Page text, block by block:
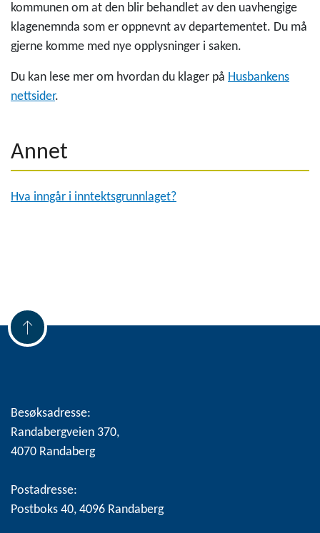
kommunen om at den blir behandlet av den uavhengige
klagenemnda som er oppnevnt av departementet. Du må
gjerne komme med nye opplysninger i saken.
Du kan lese mer om hvordan du klager på Husbankens
nettsider.
Annet
Hva inngår i inntektsgrunnlaget?
Besøksadresse:
Randabergveien 370,
4070 Randaberg
Postadresse:
Postboks 40, 4096 Randaberg